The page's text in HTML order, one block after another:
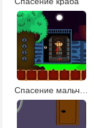
Спасение мальчика